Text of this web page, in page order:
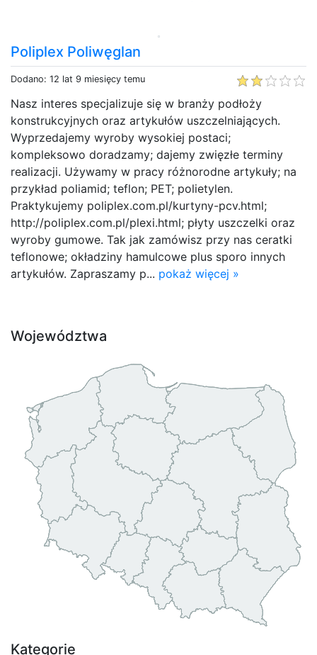
Poliplex Poliwęglan
Dodano: 12 lat 9 miesięcy temu
Nasz interes specjalizuje się w branży podłoży
konstrukcyjnych oraz artykułów uszczelniających.
Wyprzedajemy wyroby wysokiej postaci;
kompleksowo doradzamy; dajemy zwięzłe terminy
realizacji. Używamy w pracy różnorodne artykuły; na
przykład poliamid; teflon; PET; polietylen.
Praktykujemy poliplex.com.pl/kurtyny-pcv.html;
http://poliplex.com.pl/plexi.html; płyty uszczelki oraz
wyroby gumowe. Tak jak zamówisz przy nas ceratki
teflonowe; okładziny hamulcowe plus sporo innych
artykułów. Zapraszamy p... pokaż więcej »
Województwa
Kategorie